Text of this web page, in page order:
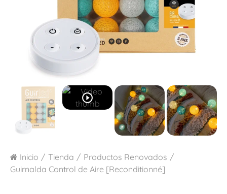
play_circle_outline
Inicio Tienda
Productos Renovados
Guirnalda Control de Aire [Reconditionné]